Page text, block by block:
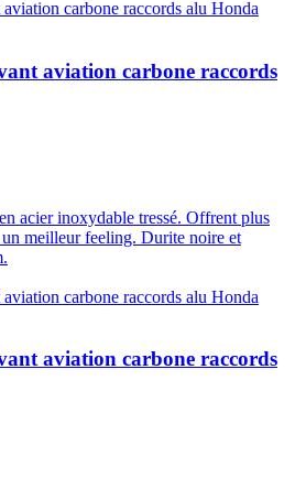
aviation carbone raccords
acier inoxydable tressé. Offrent plus
meilleur feeling. Durite noire et
aviation carbone raccords